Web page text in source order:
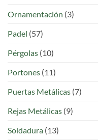
Ornamentación (3)
Padel (57)
Pérgolas (10)
Portones (11)
Puertas Metálicas (7)
Rejas Metálicas (9)
Soldadura (13)